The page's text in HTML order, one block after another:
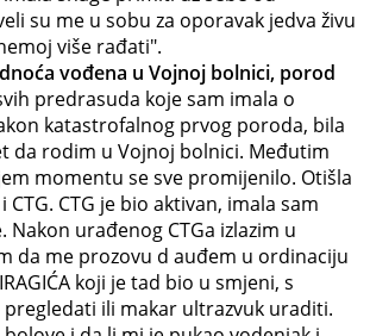
su me u sobu za oporavak jedva živu
više rađati".
vođena u Vojnoj bolnici, porod
predrasuda koje sam imala o
katastrofalnog prvog poroda, bila
da rodim u Vojnoj bolnici. Međutim
momentu se sve promijenilo. Otišla
CTG je bio aktivan, imala sam
Nakon urađenog CTGa izlazim u
da me prozovu d auđem u ordinaciju
koji je tad bio u smjeni, s
pregledati ili makar ultrazvuk uraditi.